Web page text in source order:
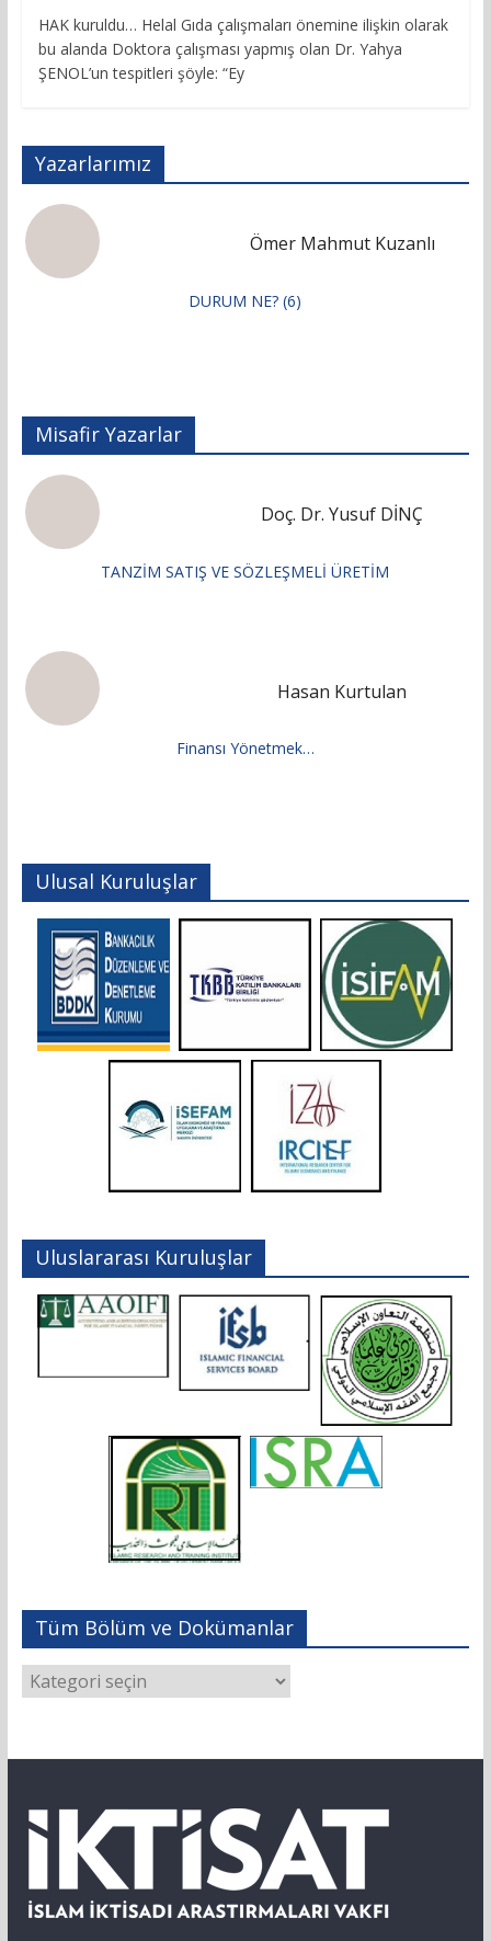
HAK kuruldu… Helal Gıda çalışmaları önemine ilişkin olarak
bu alanda Doktora çalışması yapmış olan Dr. Yahya
ŞENOL’un tespitleri şöyle: “Ey
Yazarlarımız
Ömer Mahmut Kuzanlı
DURUM NE? (6)
Misafir Yazarlar
Doç. Dr. Yusuf DİNÇ
TANZİM SATIŞ VE SÖZLEŞMELİ ÜRETİM
Hasan Kurtulan
Finansı Yönetmek…
Ulusal Kuruluşlar
Uluslararası Kuruluşlar
Tüm Bölüm ve Dokümanlar